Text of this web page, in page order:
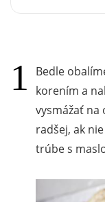
Bedle
korením a
vysmážať na
radšej, ak
trúbe s